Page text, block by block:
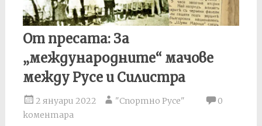
От пресата: За
„международните“ мачове
между Русе и Силистра
2 януари 2022 "Спортно Русе"
0
коментара